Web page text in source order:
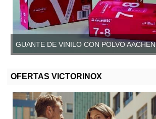
GUANTE DE VINILO CON POLVO AACHEN
GUANTE DE VINILO SIN POLVO, AACHEN
OFERTAS VICTORINOX